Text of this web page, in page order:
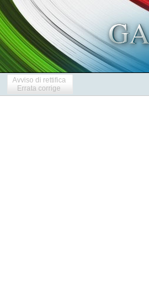
Avviso di rettifica
Errata corrige